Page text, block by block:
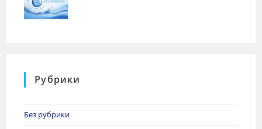
Рубрики
Без рубрики